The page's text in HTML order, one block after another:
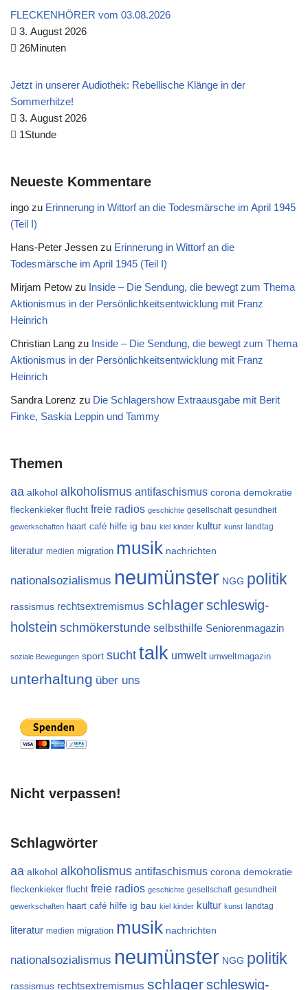
FLECKENHÖRER vom 03.08.2026
3. August 2026
26Minuten
Jetzt in unserer Audiothek: Rebellische Klänge in der
Sommerhitze!
3. August 2026
1Stunde
Neueste Kommentare
ingo zu Erinnerung in Wittorf an die Todesmärsche im April 1945
(Teil I)
Hans-Peter Jessen zu Erinnerung in Wittorf an die
Todesmärsche im April 1945 (Teil I)
Mirjam Petow zu Inside – Die Sendung, die bewegt zum Thema
Aktionismus in der Persönlichkeitsentwicklung mit Franz
Heinrich
Christian Lang zu Inside – Die Sendung, die bewegt zum Thema
Aktionismus in der Persönlichkeitsentwicklung mit Franz
Heinrich
Sandra Lorenz zu Die Schlagershow Extraausgabe mit Berit
Finke, Saskia Leppin und Tammy
Themen
aa alkohol alkoholismus antifaschismus corona demokratie
fleckenkieker flucht freie radios geschichte gesellschaft gesundheit
gewerkschaften haart café hilfe ig bau kiel kinder kultur kunst landtag
literatur medien migration musik nachrichten
nationalsozialismus neumünster NGG politik
rassismus rechtsextremismus schlagerschleswig-
holstein schmökerstunde selbsthilfe Seniorenmagazin
soziale Bewegungen sport suchttalk umwelt umweltmagazin
unterhaltung über uns
Nicht verpassen!
Schlagwörter
aa alkohol alkoholismus antifaschismus corona demokratie
fleckenkieker flucht freie radios geschichte gesellschaft gesundheit
gewerkschaften haart café hilfe ig bau kiel kinder kultur kunst landtag
literatur medien migration musik nachrichten
nationalsozialismus neumünster NGG politik
rassismus rechtsextremismus schlagerschleswig-